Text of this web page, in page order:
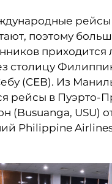
рейсы
поэтому
приходится
столицу
(CEB). Из
рейсы в Пуэрто-
(Busuanga, USU)
Philippine